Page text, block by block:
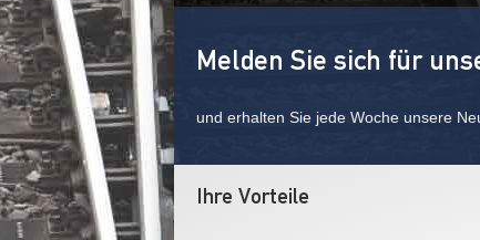
Melden Sie sich für
und erhalten Sie jede Woche unsere
Ihre Vorteile